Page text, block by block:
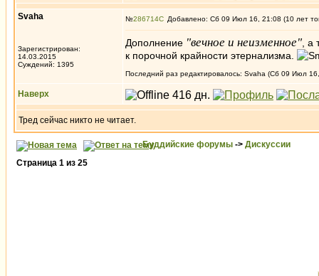
Svaha
Зарегистрирован:
14.03.2015
Суждений: 1395
№286714 Добавлено: Сб 09 Июл 16, 21:08 (10 лет
Дополнение "вечное и неизменное" ,
к порочной крайности этернализма.
Последний раз редактировалось: Svaha (Сб 09 Июл
Наверх
Тред сейчас никто не читает.
Буддийские форумы -> Дискуссии
Страница 1 из 25